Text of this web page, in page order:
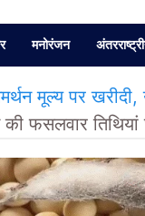
मनोरंजन
मूल्य पर खरीदी,
फसलवार तिथियां